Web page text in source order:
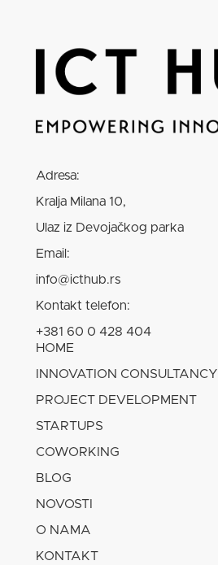
Adresa:
Kralja Milana 10,
Ulaz iz Devojačkog parka
Email:
info@icthub.rs
Kontakt telefon:
+381 60 0 428 404
HOME
INNOVATION CONSULTANCY
PROJECT DEVELOPMENT
STARTUPS
COWORKING
BLOG
NOVOSTI
O NAMA
KONTAKT